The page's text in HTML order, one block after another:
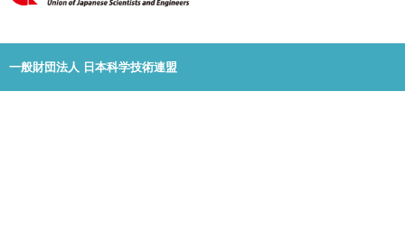
一般財団法人 日本科学技術連盟